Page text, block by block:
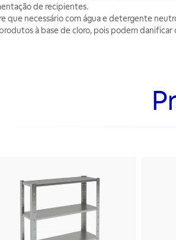
de recipientes.
que necessário com água e detergente
à base de cloro, pois podem danificar